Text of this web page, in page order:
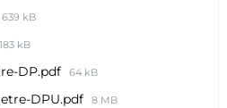
639 kB
183 kB
DP.pdf 64 kB
DPU.pdf 8 MB